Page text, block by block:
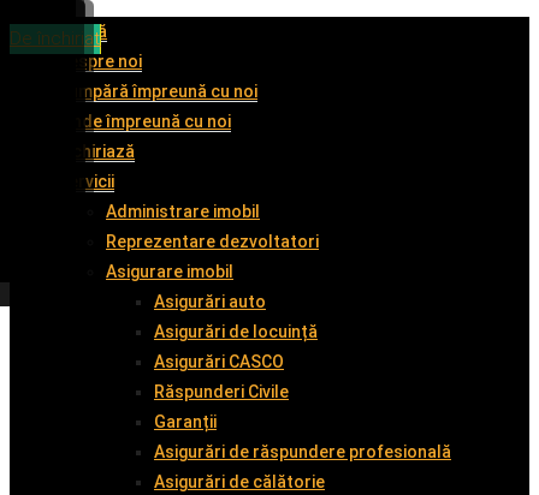
Acasă
Despre noi
Cumpără împreună cu noi
Vinde împreună cu noi
Închiriază
Servicii
Administrare imobil
Reprezentare dezvoltatori
Asigurare imobil
Asigurări auto
Asigurări de locuință
Asigurări CASCO
Răspunderi Civile
Garanții
Asigurări de răspundere profesională
Asigurări de călătorie
De vânzare
De vânzare
De vânzare
De închiriat